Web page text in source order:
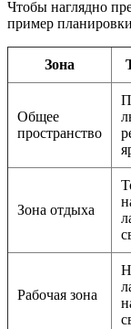
Чтобы наглядно
пример
Зона
Общее
пространство
Зона отдыха
Рабочая зона